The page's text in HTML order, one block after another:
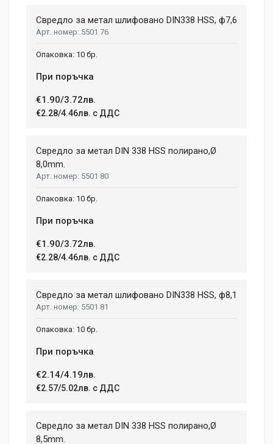
Свредло за метал шлифовано DIN338 HSS, ф7,6
5501 76
10 бр.
При поръчка
€1.90/3.72лв.
€2.28/4.46лв. с ДДС
Свредло за метал DIN 338 HSS полирано,Ø
8,0mm.
5501 80
10 бр.
При поръчка
€1.90/3.72лв.
€2.28/4.46лв. с ДДС
Свредло за метал шлифовано DIN338 HSS, ф8,1
5501 81
10 бр.
При поръчка
€2.14/4.19лв.
€2.57/5.02лв. с ДДС
Свредло за метал DIN 338 HSS полирано,Ø
8,5mm.